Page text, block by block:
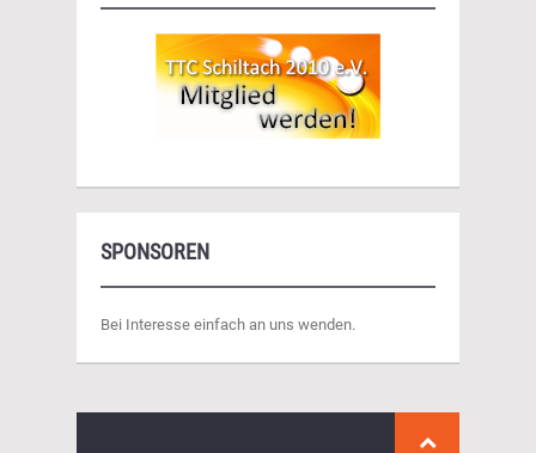
SPONSOREN
Bei Interesse einfach an uns wenden.